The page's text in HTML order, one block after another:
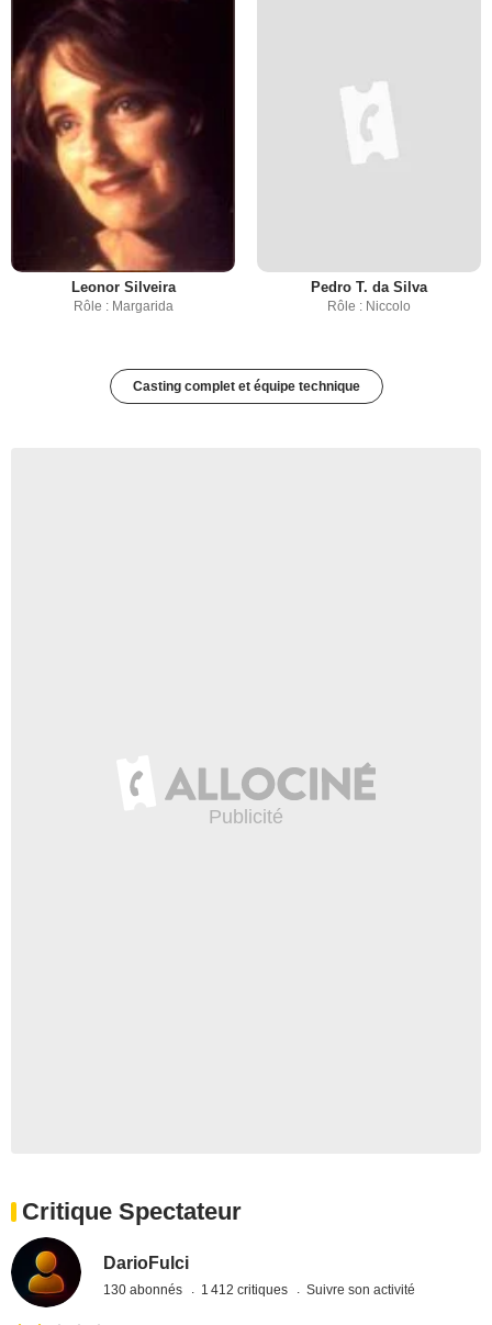
Leonor Silveira
Rôle : Margarida
Pedro T. da Silva
Rôle : Niccolo
Casting complet et équipe technique
Critique Spectateur
DarioFulci
130 abonnés 1 412 critiques Suivre son activité